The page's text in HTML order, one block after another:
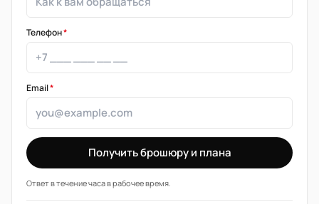
Телефон*
Email*
Получить брошюру и плана
Ответ в течение часа в рабочее время.